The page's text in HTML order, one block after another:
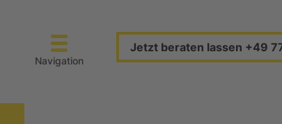
Navigation
Jetzt beraten lassen +49